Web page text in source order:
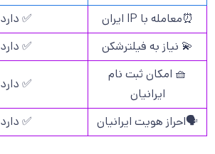
⏰معامله با IP ایران
✅ دارد
💫 نیاز به فیلترشکن
✅ دارد
🧺 امکان ثبت نام
ایرانیان
✅ دارد
🗣️احراز هویت ایرانیان ✅ دارد